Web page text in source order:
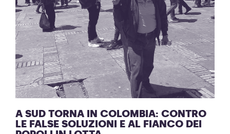
A SUD TORNA IN COLOMBIA: CONTRO
LE FALSE SOLUZIONI E AL FIANCO DEI